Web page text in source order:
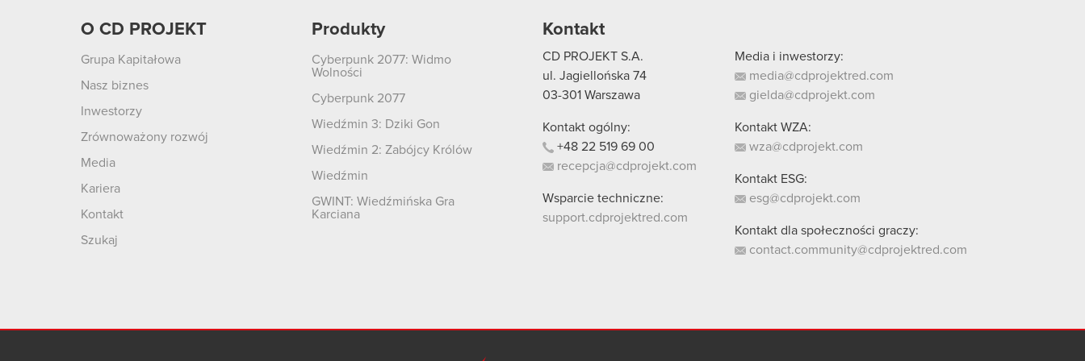
O CD PROJEKT
Grupa Kapitałowa
Nasz biznes
Inwestorzy
Zrównoważony rozwój
Media
Kariera
Kontakt
Szukaj
Produkty
Cyberpunk 2077: Widmo
Wolności
Cyberpunk 2077
Wiedźmin 3: Dziki Gon
Wiedźmin 2: Zabójcy Królów
Wiedźmin
GWINT: Wiedźmińska Gra
Karciana
Kontakt
CD PROJEKT S.A.
ul. Jagiellońska 74
03-301 Warszawa
Kontakt ogólny:
+48 22 519 69 00
recepcja@cdprojekt.com
Wsparcie techniczne:
support.cdprojektred.com
Media i inwestorzy:
media@cdprojektred.com
gielda@cdprojekt.com
Kontakt WZA:
wza@cdprojekt.com
Kontakt ESG:
esg@cdprojekt.com
Kontakt dla społeczności graczy:
contact.community@cdprojektred.com